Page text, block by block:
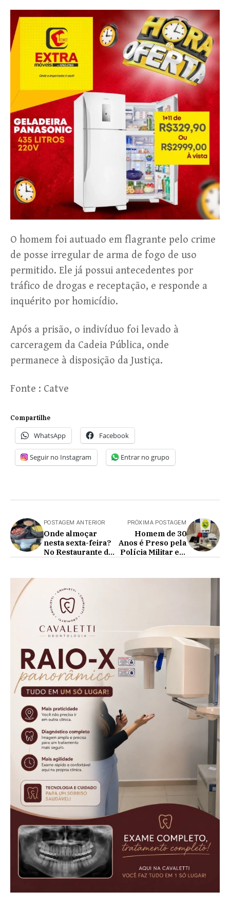
O homem foi autuado em flagrante pelo crime
de posse irregular de arma de fogo de uso
permitido. Ele já possui antecedentes por
tráfico de drogas e receptação, e responde a
inquérito por homicídio.
Após a prisão, o indivíduo foi levado à
carceragem da Cadeia Pública, onde
permanece à disposição da Justiça.
Fonte : Catve
Compartilhe
WhatsApp Facebook
Seguir no Instagram Entrar no grupo
POSTAGEM ANTERIOR
Onde almoçar
nesta sexta-feira?
No Restaurante da
PRÓXIMA POSTAGEM
Homem de 30
Anos é Preso pela
Polícia Militar em